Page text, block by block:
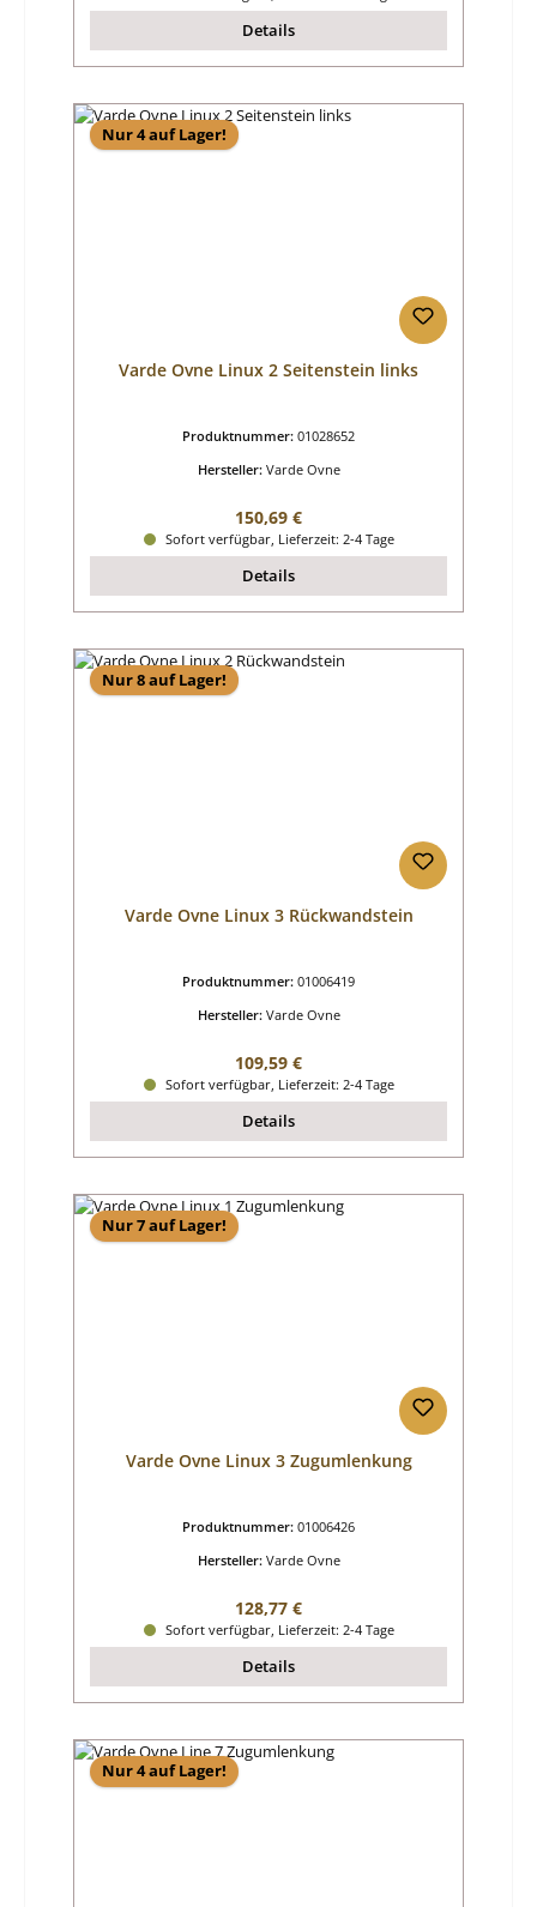
Details
Nur 4 auf Lager!
Varde Ovne Linux 2 Seitenstein links
Produktnummer: 01028652
Hersteller: Varde Ovne
Regulärer Preis:
150,69 €
Sofort verfügbar, Lieferzeit: 2-4 Tage
Details
Nur 8 auf Lager!
Varde Ovne Linux 3 Rückwandstein
Produktnummer: 01006419
Hersteller: Varde Ovne
Regulärer Preis:
109,59 €
Sofort verfügbar, Lieferzeit: 2-4 Tage
Details
Nur 7 auf Lager!
Varde Ovne Linux 3 Zugumlenkung
Produktnummer: 01006426
Hersteller: Varde Ovne
Regulärer Preis:
128,77 €
Sofort verfügbar, Lieferzeit: 2-4 Tage
Details
Nur 4 auf Lager!